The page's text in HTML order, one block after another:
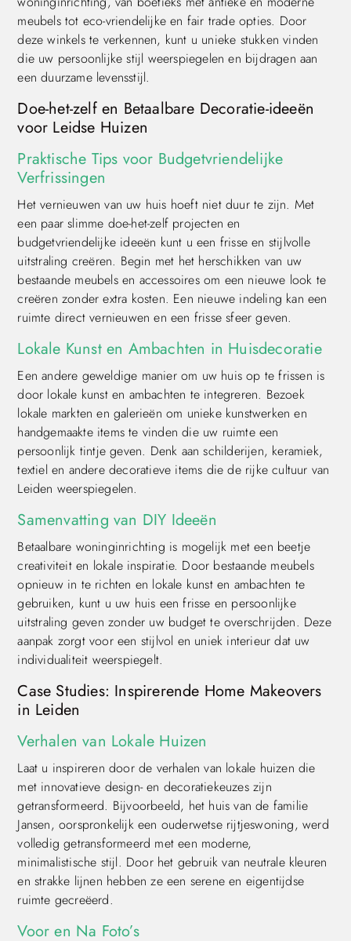
meubels tot eco-vriendelijke en fair trade opties. Door
deze winkels te verkennen, kunt u unieke stukken vinden
die uw persoonlijke stijl weerspiegelen en bijdragen aan
een duurzame levensstijl.
Doe-het-zelf en Betaalbare Decoratie-ideeën
voor Leidse Huizen
Praktische Tips voor Budgetvriendelijke
Verfrissingen
Het vernieuwen van uw huis hoeft niet duur te zijn. Met
een paar slimme doe-het-zelf projecten en
budgetvriendelijke ideeën kunt u een frisse en stijlvolle
uitstraling creëren. Begin met het herschikken van uw
bestaande meubels en accessoires om een nieuwe look te
creëren zonder extra kosten. Een nieuwe indeling kan een
ruimte direct vernieuwen en een frisse sfeer geven.
Lokale Kunst en Ambachten in Huisdecoratie
Een andere geweldige manier om uw huis op te frissen is
door lokale kunst en ambachten te integreren. Bezoek
lokale markten en galerieën om unieke kunstwerken en
handgemaakte items te vinden die uw ruimte een
persoonlijk tintje geven. Denk aan schilderijen, keramiek,
textiel en andere decoratieve items die de rijke cultuur van
Leiden weerspiegelen.
Samenvatting van DIY Ideeën
Betaalbare woninginrichting is mogelijk met een beetje
creativiteit en lokale inspiratie. Door bestaande meubels
opnieuw in te richten en lokale kunst en ambachten te
gebruiken, kunt u uw huis een frisse en persoonlijke
uitstraling geven zonder uw budget te overschrijden. Deze
aanpak zorgt voor een stijlvol en uniek interieur dat uw
individualiteit weerspiegelt.
Case Studies: Inspirerende Home Makeovers
in Leiden
Verhalen van Lokale Huizen
Laat u inspireren door de verhalen van lokale huizen die
met innovatieve design- en decoratiekeuzes zijn
getransformeerd. Bijvoorbeeld, het huis van de familie
Jansen, oorspronkelijk een ouderwetse rijtjeswoning, werd
volledig getransformeerd met een moderne,
minimalistische stijl. Door het gebruik van neutrale kleuren
en strakke lijnen hebben ze een serene en eigentijdse
ruimte gecreëerd.
Voor en Na Foto’s